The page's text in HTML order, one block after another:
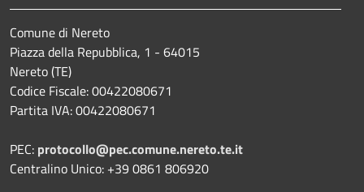
Comune di Nereto
Piazza della Repubblica, 1 - 64015
Nereto (TE)
Codice Fiscale: 00422080671
Partita IVA: 00422080671
PEC: protocollo@pec.comune.nereto.te.it
Centralino Unico: +39 0861 806920